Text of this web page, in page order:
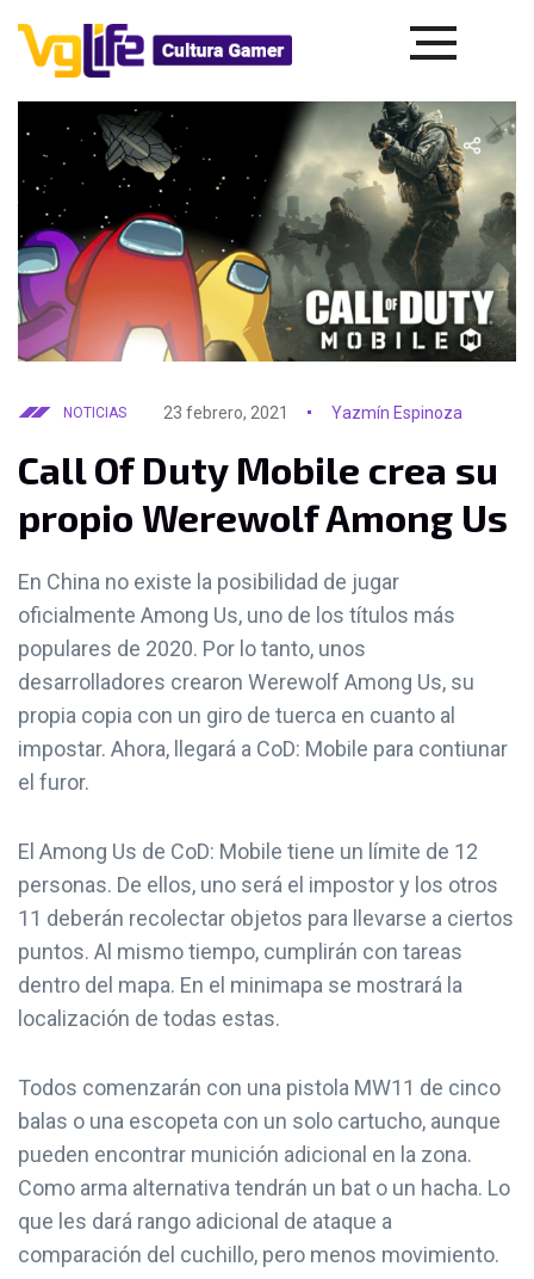
NOTICIAS 23 febrero, 2021 Yazmín Espinoza
Call Of Duty Mobile crea su
propio Werewolf Among Us
En China no existe la posibilidad de jugar
oficialmente Among Us, uno de los títulos más
populares de 2020. Por lo tanto, unos
desarrolladores crearon Werewolf Among Us, su
propia copia con un giro de tuerca en cuanto al
impostar. Ahora, llegará a CoD: Mobile para contiunar
el furor.
El Among Us de CoD: Mobile tiene un límite de 12
personas. De ellos, uno será el impostor y los otros
11 deberán recolectar objetos para llevarse a ciertos
puntos. Al mismo tiempo, cumplirán con tareas
dentro del mapa. En el minimapa se mostrará la
localización de todas estas.
Todos comenzarán con una pistola MW11 de cinco
balas o una escopeta con un solo cartucho, aunque
pueden encontrar munición adicional en la zona.
Como arma alternativa tendrán un bat o un hacha. Lo
que les dará rango adicional de ataque a
comparación del cuchillo, pero menos movimiento.